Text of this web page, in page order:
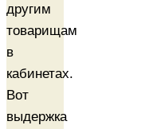
другим
товарищам
в
кабинетах.
Вот
выдержка